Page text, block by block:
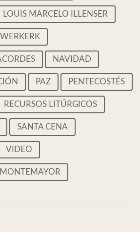
LOUIS MARCELO ILLENSER
NAVIDAD
PAZ PENTECOSTÉS
RECURSOS LITÚRGICOS
SANTA CENA
VIDEO